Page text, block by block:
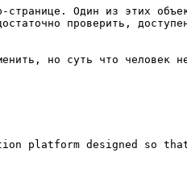
странице. Один из этих
проверить,
но суть что человек
platform designed so